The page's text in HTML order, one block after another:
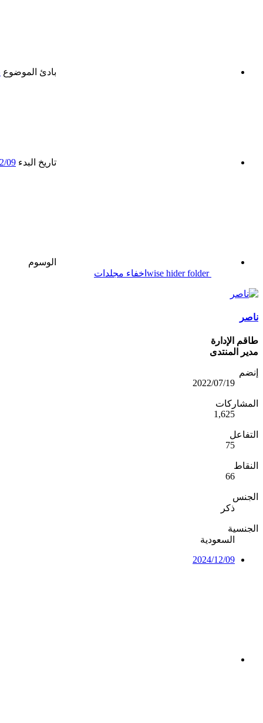
بادئ الموضوع
تاريخ البدء 09
الوسوم
folder
hider
wise اخفاء مجلدات
ناصر
طاقم الإدارة
مدير المنتدى
إنضم
2022/07/19
المشاركات
1,625
التفاعل
75
النقاط
66
الجنس
ذكر
الجنسية
السعودية
2024/12/09